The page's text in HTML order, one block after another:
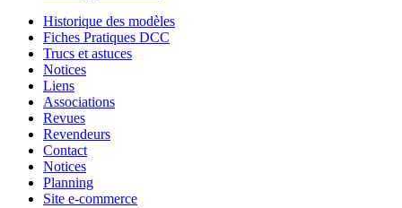
Historique des modèles
Fiches Pratiques DCC
Trucs et astuces
Notices
Liens
Associations
Revues
Revendeurs
Contact
Notices
Planning
Site e-commerce